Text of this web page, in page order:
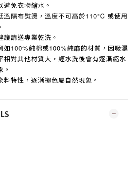
免衣物縮水。
溫隔布熨燙，溫度不可高於110°C 或使用
請送專業乾洗。
如100%純棉或100%純麻的材質，因吸濕
相對其他材質大，經水洗後會有逐漸縮水
料特性，逐漸褪色屬自然現象。